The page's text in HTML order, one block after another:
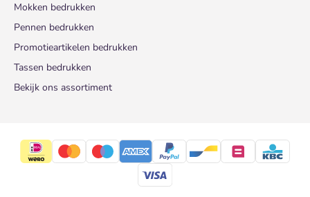
Mokken bedrukken
Pennen bedrukken
Promotieartikelen bedrukken
Tassen bedrukken
Bekijk ons assortiment